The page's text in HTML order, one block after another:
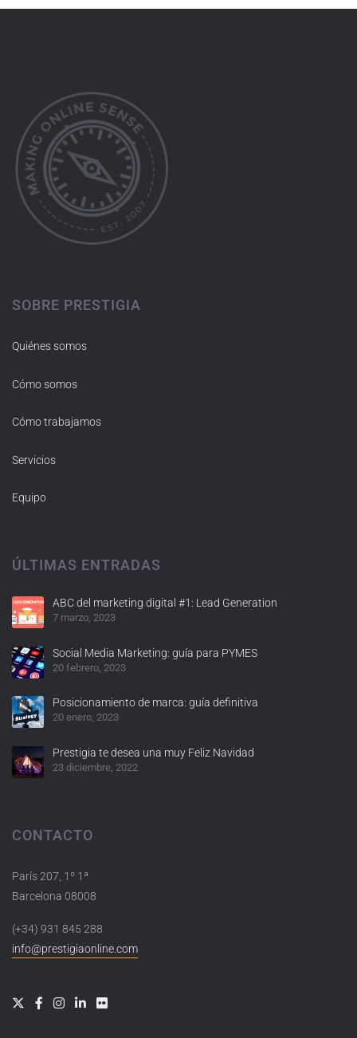
SOBRE PRESTIGIA
Quiénes somos
Cómo somos
Cómo trabajamos
Servicios
Equipo
ÚLTIMAS ENTRADAS
ABC del marketing digital #1: Lead Generation
7 marzo, 2023
Social Media Marketing: guía para PYMES
20 febrero, 2023
Posicionamiento de marca: guía definitiva
20 enero, 2023
Prestigia te desea una muy Feliz Navidad
23 diciembre, 2022
CONTACTO
París 207, 1º 1ª
Barcelona 08008
(+34) 931 845 288
info@prestigiaonline.com